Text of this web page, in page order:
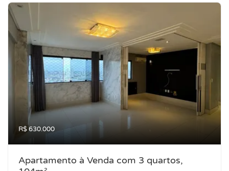
R$ 630.000
Apartamento à Venda com 3 quartos,